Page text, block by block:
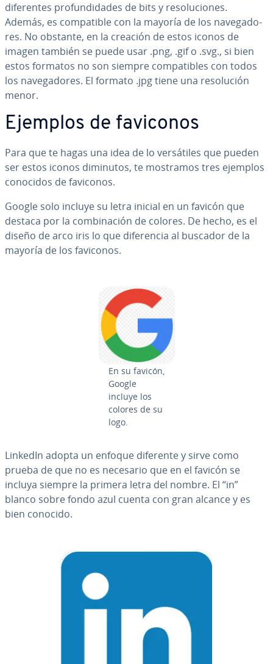
di­fe­re­n­tes pro­fu­n­di­da­des de bits y re­so­lu­cio­nes.
Además, es co­m­pa­ti­ble con la mayoría de los na­ve­ga­do­
res. No obstante, en la creación de estos iconos de
imagen también se puede usar .png, .gif o .svg., si bien
estos formatos no son siempre co­m­pa­ti­bles con todos
los na­ve­ga­do­res. El formato .jpg tiene una re­so­lu­ción
menor.
Ejemplos de faviconos
Para que te hagas una idea de lo ve­r­sá­ti­les que pueden
ser estos iconos diminutos, te mostramos tres ejemplos
conocidos de faviconos.
Google solo incluye su letra inicial en un favicón que
destaca por la co­m­bi­na­ción de colores. De hecho, es el
diseño de arco iris lo que di­fe­re­n­cia al buscador de la
mayoría de los faviconos.
En su favicón,
Google
incluye los
colores de su
logo.
LinkedIn adopta un enfoque diferente y sirve como
prueba de que no es necesario que en el favicón se
incluya siempre la primera letra del nombre. El “in”
blanco sobre fondo azul cuenta con gran alcance y es
bien conocido.